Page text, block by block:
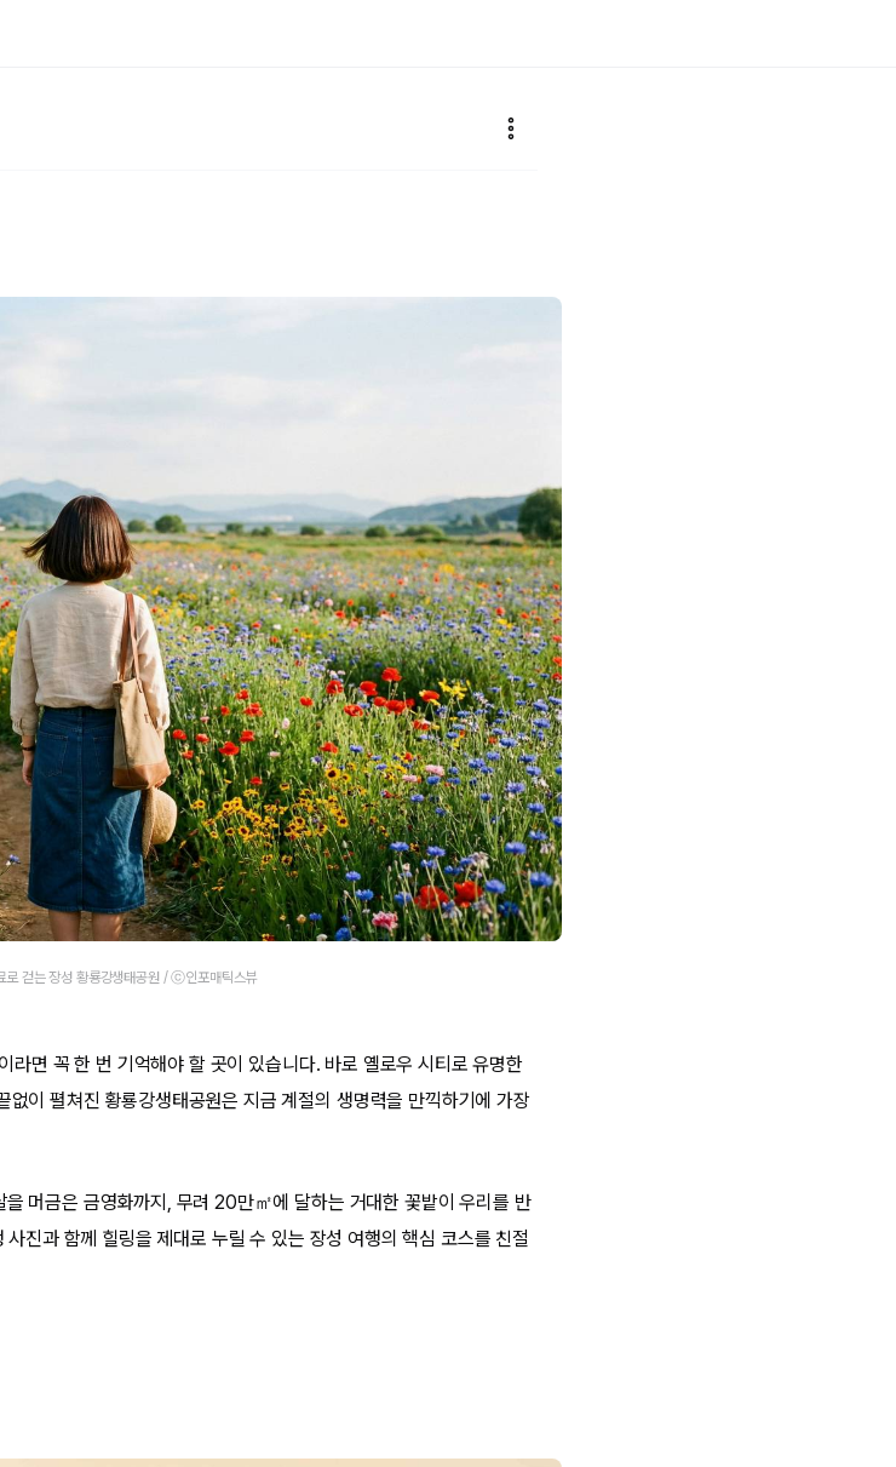
로 걷는 장성 황룡강생태공원 / ⓒ인포매틱스뷰
라면 꼭 한 번 기억해야 할 곳이 있습니다. 바로 옐로우 시티로 유명한
이 펼쳐진 황룡강생태공원은 지금 계절의 생명력을 만끽하기에 가장
머금은 금영화까지, 무려 20만㎡에 달하는 거대한 꽃밭이 우리를 반
진과 함께 힐링을 제대로 누릴 수 있는 장성 여행의 핵심 코스를 친절